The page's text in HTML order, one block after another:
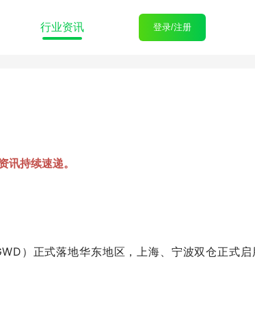
行业资讯 登录/注册
讯持续速递。
）正式落地华东地区，上海、宁波双仓正式启